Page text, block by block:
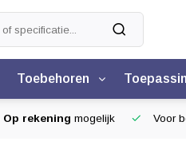
Toebehoren
Op rekening mogelijk Voor